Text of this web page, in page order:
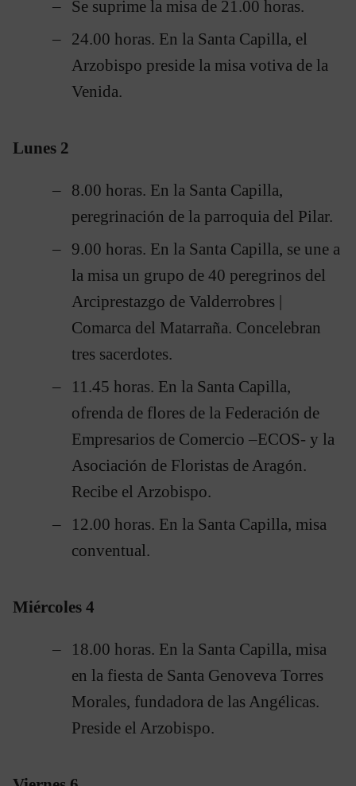
Se suprime la misa de 21.00 horas.
24.00 horas. En la Santa Capilla, el
Arzobispo preside la misa votiva de la
Venida.
Lunes 2
8.00 horas. En la Santa Capilla,
peregrinación de la parroquia del Pilar.
9.00 horas. En la Santa Capilla, se une a
la misa un grupo de 40 peregrinos del
Arciprestazgo de Valderrobres |
Comarca del Matarraña. Concelebran
tres sacerdotes.
11.45 horas. En la Santa Capilla,
ofrenda de flores de la Federación de
Empresarios de Comercio –ECOS- y la
Asociación de Floristas de Aragón.
Recibe el Arzobispo.
12.00 horas. En la Santa Capilla, misa
conventual.
Miércoles 4
18.00 horas. En la Santa Capilla, misa
en la fiesta de Santa Genoveva Torres
Morales, fundadora de las Angélicas.
Preside el Arzobispo.